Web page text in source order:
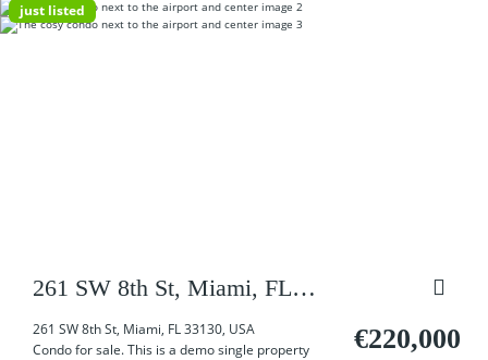
just listed
261 SW 8th St, Miami, FL
33130, USA
261 SW 8th St, Miami, FL 33130, USA
Condo for sale. This is a demo single property
€220,000